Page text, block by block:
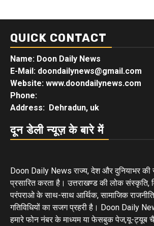
QUICK CONTACT
Name: Doon Daily News
E-Mail: doondailynews@gmail.com
Website: www.doondailynews.com
Phone:
Address: Dehradun, uk
दून डेली न्यूज़ के बारे में
Doon Daily News राज्य, देश और दुनियाभर की
प्रसारित करता है। उत्तराखण्ड की लोक संस्कृति,
परंपराओ के साथ-साथ आर्थिक, सामाजिक
गतिविधियों का सजग प्रहरी है। Doon Daily
हमारे फोन नंबर के माध्यम या फेसबुक पेज,यू-ट्यूब